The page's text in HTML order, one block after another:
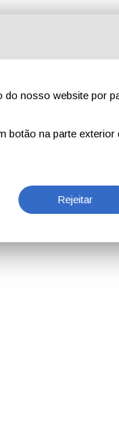
nosso website por
botão na parte
Rejeitar